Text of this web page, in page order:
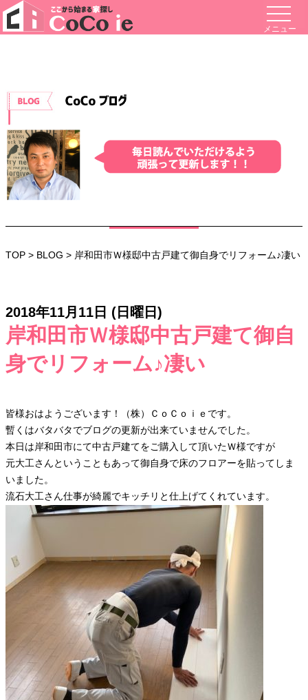
メニュー
TOP > BLOG > 岸和田市Ｗ様邸中古戸建て御自身でリフォーム♪凄い
2018年11月11日 (日曜日)
岸和田市Ｗ様邸中古戸建て御自
身でリフォーム♪凄い
皆様おはようございます！（株）ＣｏＣｏｉｅです。
暫くはバタバタでブログの更新が出来ていませんでした。
本日は岸和田市にて中古戸建てをご購入して頂いたＷ様ですが
元大工さんということもあって御自身で床のフロアーを貼ってしま
いました。
流石大工さん仕事が綺麗でキッチリと仕上げてくれています。